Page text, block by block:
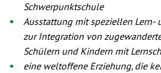
Schwerpunktschule
Ausstattung mit speziellen Lern-
zur Integration von
Schülern und Kindern mit
eine weltoffene Erziehung, die